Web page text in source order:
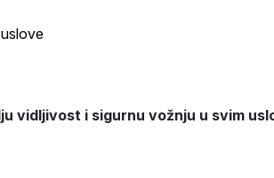
vidljivost i sigurnu vožnju u svim